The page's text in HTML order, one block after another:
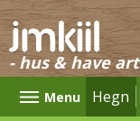
- hus & have
Menu Hegn